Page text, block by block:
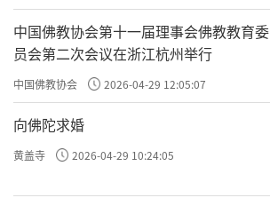
中国佛教协会第十一届理事会佛教教育委
员会第二次会议在浙江杭州举行
中国佛教协会 2026-04-29 12:05:07
向佛陀求婚
黄盖寺 2026-04-29 10:24:05